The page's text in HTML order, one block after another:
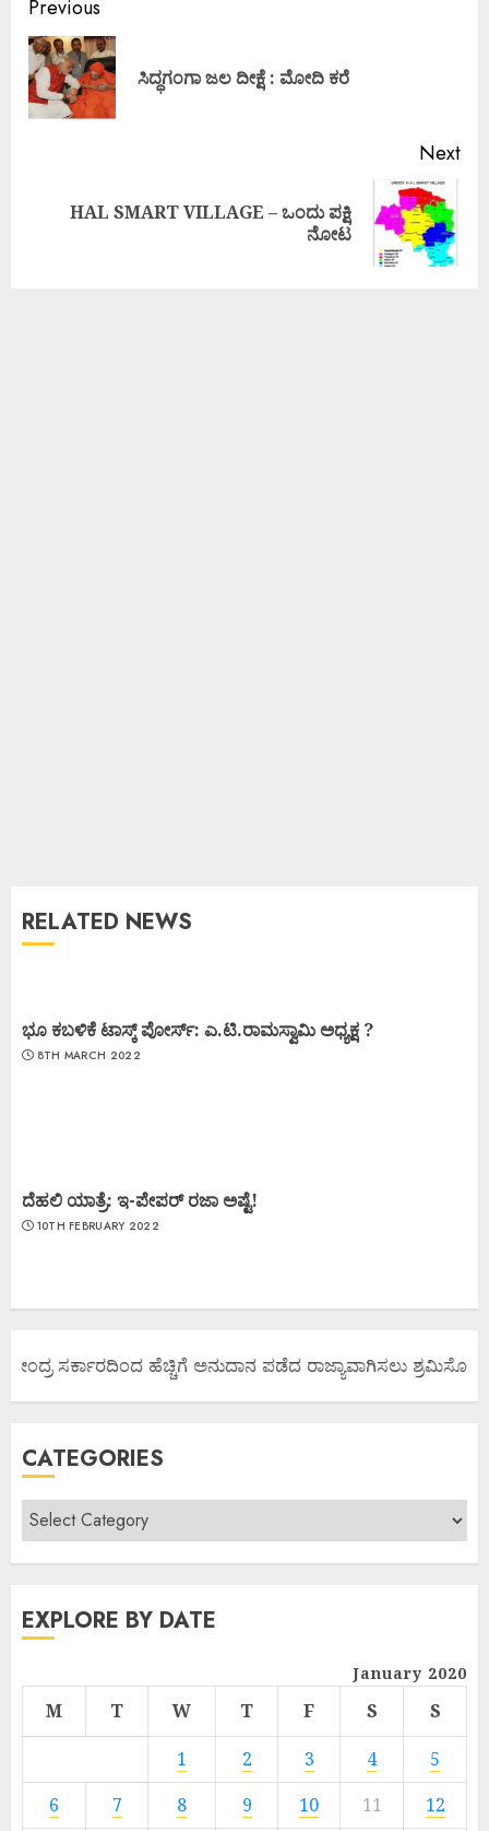
Previous
ಸಿದ್ಧಗಂಗಾ ಜಲ ದೀಕ್ಷೆ : ಮೋದಿ ಕರೆ
Next
HAL SMART VILLAGE – ಒಂದು ಪಕ್ಷಿ
ನೋಟ
RELATED NEWS
ಭೂ ಕಬಳಿಕೆ ಟಾಸ್ಕ್ ಪೋರ್ಸ್: ಎ.ಟಿ.ರಾಮಸ್ವಾಮಿ ಅಧ್ಯಕ್ಷ ?
8TH MARCH 2022
ದೆಹಲಿ ಯಾತ್ರೆ: ಇ-ಪೇಪರ್ ರಜಾ ಅಷ್ಟೆ!
10TH FEBRUARY 2022
ಸರ್ಕಾರದಿಂದ ಹೆಚ್ಚಿಗೆ ಅನುದಾನ ಪಡೆದ ರಾಜ್ಯಾವಾಗಿಸಲು ಶ್ರಮಿಸೋಣ
CATEGORIES
EXPLORE BY DATE
January 2020
M T W T F S
S
1
2 3 4
5
6
7 8 9 10 11
12